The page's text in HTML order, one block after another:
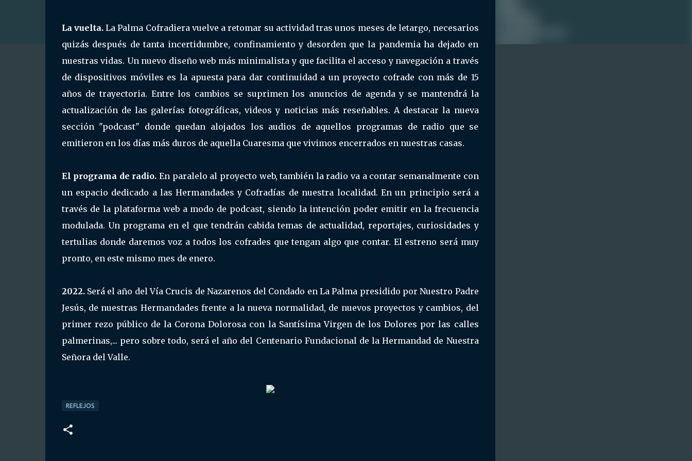
La vuelta.La Palma Cofradiera vuelve a retomar su actividad tras unos meses de letargo, necesarios
quizás después de tanta incertidumbre, confinamiento y desorden que la pandemia ha dejado en
nuestras vidas. Un nuevo diseño web más minimalista y que facilita el acceso y navegación a través
de dispositivos móviles es la apuesta para dar continuidad a un proyecto cofrade con más de 15
años de trayectoria. Entre los cambios se suprimen los anuncios de agenda y se mantendrá la
actualización de las galerías fotográficas, videos y noticias más reseñables. A destacar la nueva
sección "podcast" donde quedan alojados los audios de aquellos programas de radio que se
emitieron en los días más duros de aquella Cuaresma que vivimos encerrados en nuestras casas.
El programa de radio. En paralelo al proyecto web, también la radio va a contar semanalmente con
un espacio dedicado a las Hermandades y Cofradías de nuestra localidad. En un principio será a
través de la plataforma web a modo de podcast, siendo la intención poder emitir en la frecuencia
modulada. Un programa en el que tendrán cabida temas de actualidad, reportajes, curiosidades y
tertulias donde daremos voz a todos los cofrades que tengan algo que contar. El estreno será muy
pronto, en este mismo mes de enero.
2022.Será el año del Vía Crucis de Nazarenos del Condado en La Palma presidido por Nuestro Padre
Jesús, de nuestras Hermandades frente a la nueva normalidad, de nuevos proyectos y cambios, del
primer rezo público de la Corona Dolorosa con la Santísima Virgen de los Dolores por las calles
palmerinas,... pero sobre todo, será el año del Centenario Fundacional de la Hermandad de Nuestra
Señora del Valle.
REFLEJOS